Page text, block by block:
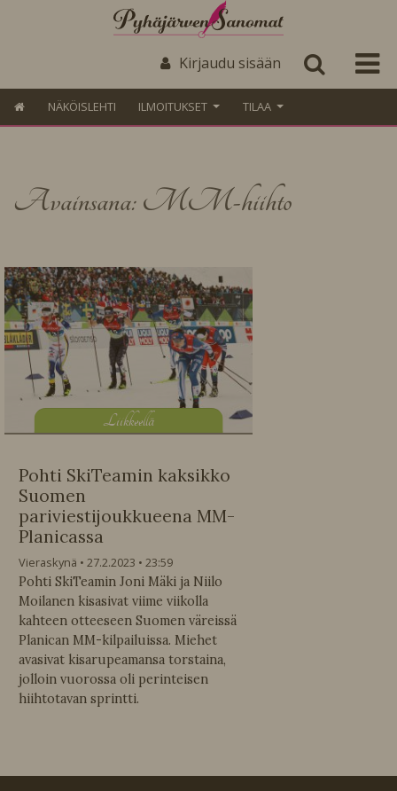
Kirjaudu sisään
NÄKÖISLEHTI ILMOITUKSET TILAA
Avainsana: MM-hiihto
Liikkeellä
Pohti SkiTeamin kaksikko
Suomen
pariviestijoukkueena MM-
Planicassa
Vieraskynä 27.2.2023
23:59
Pohti SkiTeamin Joni Mäki ja Niilo
Moilanen kisasivat viime viikolla
kahteen otteeseen Suomen väreissä
Planican MM-kilpailuissa. Miehet
avasivat kisarupeamansa torstaina,
jolloin vuorossa oli perinteisen
hiihtotavan sprintti.